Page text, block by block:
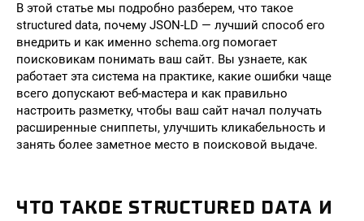
В этой статье мы подробно разберем, что такое
structured data, почему JSON-LD — лучший способ его
внедрить и как именно schema.org помогает
поисковикам понимать ваш сайт. Вы узнаете, как
работает эта система на практике, какие ошибки чаще
всего допускают веб-мастера и как правильно
настроить разметку, чтобы ваш сайт начал получать
расширенные сниппеты, улучшить кликабельность и
занять более заметное место в поисковой выдаче.
ЧТО ТАКОЕ STRUCTURED DATA И